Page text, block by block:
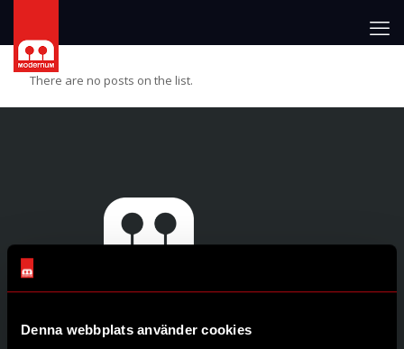
Denna webbplats använder cookies
There are no posts on the list.
Genvägar